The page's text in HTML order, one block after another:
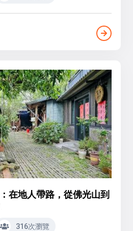
在地人帶路，從佛光山到
316次瀏覽